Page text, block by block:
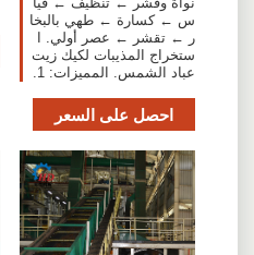
س ← كسارة ← طهي بالبخا
ر ← تقشر ← عصر أولي. ا
ستخراج المذيبات لكيك زيت
عباد الشمس. المميزات: 1.
احصل على السعر